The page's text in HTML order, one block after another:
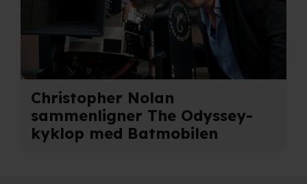
Christopher Nolan
sammenligner The Odyssey-
kyklop med Batmobilen